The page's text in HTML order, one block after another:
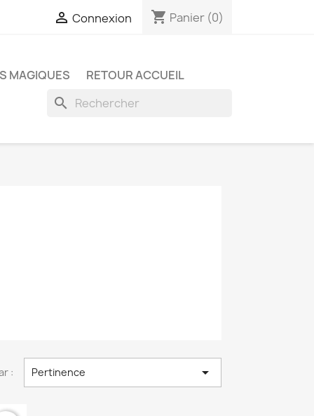
 Connexion shopping_cart Panier (0)
MAGIQUES RETOUR ACCUEIL
search
: Pertinence 